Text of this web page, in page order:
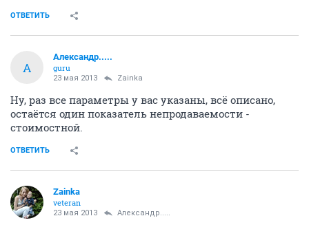
ОТВЕТИТЬ
А
Александр.....
guru
23 мая 2013 Zainka
Ну, раз все параметры у вас указаны, всё описано,
остаётся один показатель непродаваемости -
стоимостной.
ОТВЕТИТЬ
Zainka
veteran
23 мая 2013 Александр.....